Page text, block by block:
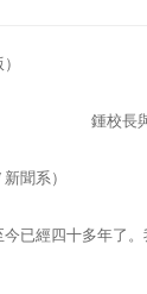
鍾校長
聞系）
已經四十多年了